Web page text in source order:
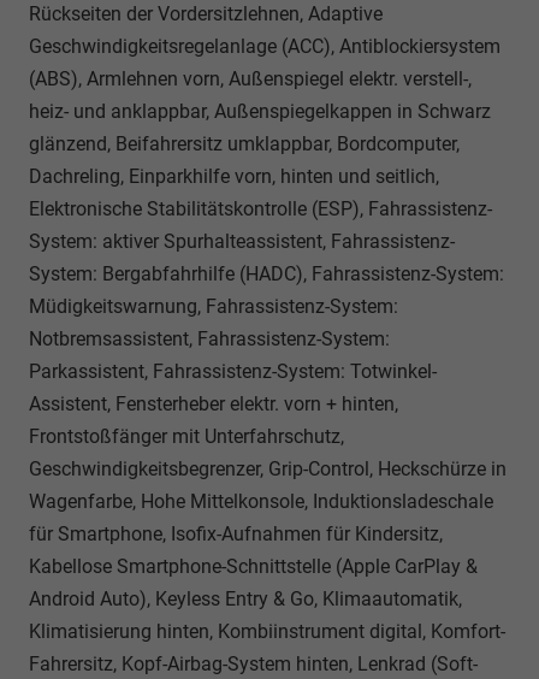
Rückseiten der Vordersitzlehnen, Adaptive
Geschwindigkeitsregelanlage (ACC), Antiblockiersystem
(ABS), Armlehnen vorn, Außenspiegel elektr. verstell-,
heiz- und anklappbar, Außenspiegelkappen in Schwarz
glänzend, Beifahrersitz umklappbar, Bordcomputer,
Dachreling, Einparkhilfe vorn, hinten und seitlich,
Elektronische Stabilitätskontrolle (ESP), Fahrassistenz-
System: aktiver Spurhalteassistent, Fahrassistenz-
System: Bergabfahrhilfe (HADC), Fahrassistenz-System:
Müdigkeitswarnung, Fahrassistenz-System:
Notbremsassistent, Fahrassistenz-System:
Parkassistent, Fahrassistenz-System: Totwinkel-
Assistent, Fensterheber elektr. vorn + hinten,
Frontstoßfänger mit Unterfahrschutz,
Geschwindigkeitsbegrenzer, Grip-Control, Heckschürze in
Wagenfarbe, Hohe Mittelkonsole, Induktionsladeschale
für Smartphone, Isofix-Aufnahmen für Kindersitz,
Kabellose Smartphone-Schnittstelle (Apple CarPlay &
Android Auto), Keyless Entry & Go, Klimaautomatik,
Klimatisierung hinten, Kombiinstrument digital, Komfort-
Fahrersitz, Kopf-Airbag-System hinten, Lenkrad (Soft-